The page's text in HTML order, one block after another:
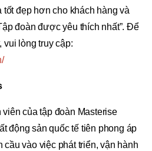
đẹp hơn cho khách hàng và
đoàn được yêu thích nhất”. Để
vui lòng truy cập:
của tập đoàn Masterise
động sản quốc tế tiên phong áp
vào việc phát triển, vận hành